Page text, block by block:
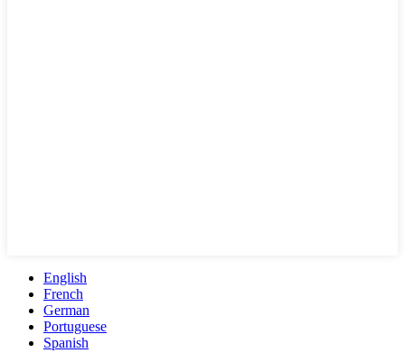
English
French
German
Portuguese
Spanish